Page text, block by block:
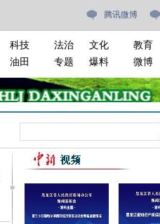
腾讯微博
科技
油田
法治
文化
专题
爆料
教育
微博